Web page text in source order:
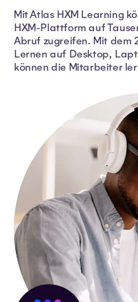
Mit Atlas HXM Learning
HXM-Plattform auf
Abruf zugreifen. Mit dem
Lernen auf Desktop,
können die Mitarbeiter